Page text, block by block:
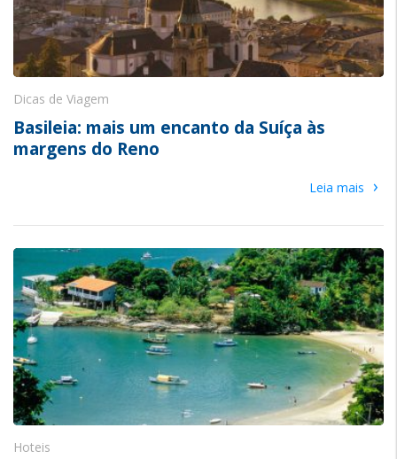
Dicas de Viagem
Basileia: mais um encanto da Suíça às
margens do Reno
Leia mais ›
Hoteis